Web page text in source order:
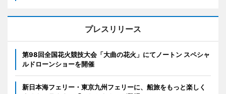
プレスリリース
第98回全国花火競技大会「大曲の花火」にてノートン スペシャ
ルドローンショーを開催
新日本海フェリー・東京九州フェリーに、船旅をもっと楽しく